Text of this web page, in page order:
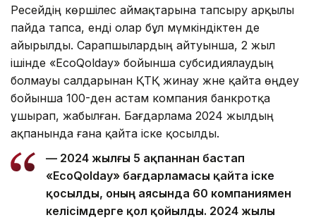
Ресейдің көршілес аймақтарына тапсыру арқылы
пайда тапса, енді олар бұл мүмкіндіктен де
айырылды. Сарапшылардың айтуынша, 2 жыл
ішінде «EcoQolday» бойынша субсидиялаудың
болмауы салдарынан ҚТҚ жинау және қайта өңдеу
бойынша 100-ден астам компания банкротқа
ұшырап, жабылған. Бағдарлама 2024 жылдың
ақпанында ғана қайта іске қосылды.
— 2024 жылғы 5 ақпаннан бастап
«EcoQolday» бағдарламасы қайта іске
қосылды, оның аясында 60 компаниямен
келісімдерге қол қойылды. 2024 жылы